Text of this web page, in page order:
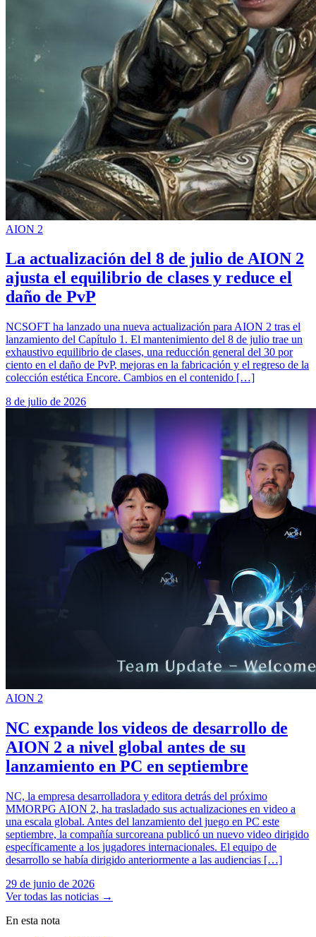
AION 2
La actualización del 8 de julio de AION 2
ajusta el equilibrio de clases y reduce el
daño de PvP
NCSOFT ha lanzado una nueva actualización para AION 2 tras el
lanzamiento del Capítulo 1. El mantenimiento del 8 de julio trae un
exhaustivo equilibrio de clases, una reducción general del 30 por
ciento en el daño de PvP, mejoras en la fabricación y el regreso de la
colección estética Encore. Cambios en el contenido […]
8 de julio de 2026
AION 2
NC expande los videos de desarrollo de
AION 2 a nivel global antes de su
lanzamiento en PC en septiembre
NC, la empresa desarrolladora y editora detrás del próximo
MMORPG AION 2, ha trasladado sus actualizaciones en video a
una escala global. Antes del lanzamiento del juego en PC este
septiembre, la compañía surcoreana publicó un nuevo video dirigido
específicamente a los jugadores internacionales. El equipo de
desarrollo se había dirigido anteriormente a las audiencias […]
29 de junio de 2026
Ver todas las noticias →
En esta nota